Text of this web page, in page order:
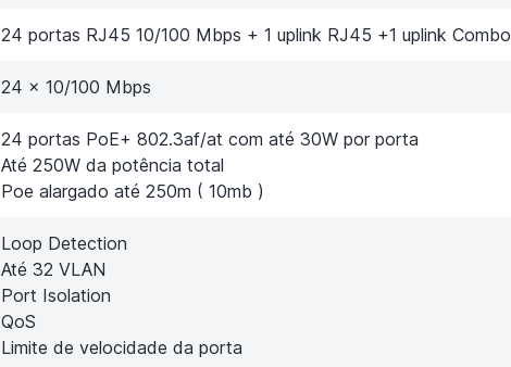
24 portas RJ45 10/100 Mbps + 1 uplink RJ45 +1 uplink Combo
24 x 10/100 Mbps
24 portas PoE+ 802.3af/at com até 30W por porta
Até 250W da potência total
Poe alargado até 250m ( 10mb )
Loop Detection
Até 32 VLAN
Port Isolation
QoS
Limite de velocidade da porta